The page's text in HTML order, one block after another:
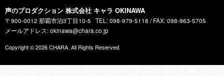
声のプロダクション 株式会社 キャラ OKINAWA
〒900-0012 那覇市泊3丁目10-5
TEL: 098-979-5118 / FAX: 098-963-5705
メールアドレス: okinawa@chara.co.jp
Copyright © 2026CHARA. All Rights Reserved.